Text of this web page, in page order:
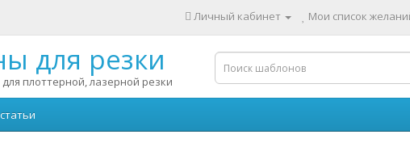
Личный кабинет Мои список
для резки
плоттерной, лазерной резки